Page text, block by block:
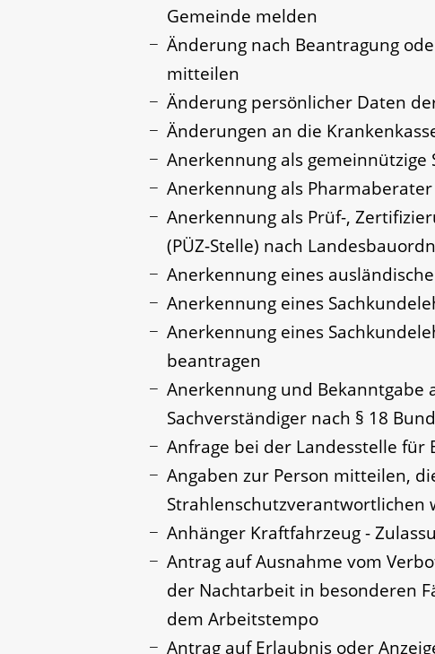
Gemeinde melden
Änderung nach Beantragung
mitteilen
Änderung persönlicher Daten
Änderungen an die
Anerkennung als gemeinnützige
Anerkennung als
Anerkennung als Prüf-,
(PÜZ-Stelle) nach
Anerkennung eines
Anerkennung eines
Anerkennung eines
beantragen
Anerkennung und Bekanntgabe
Sachverständiger nach § 18
Anfrage bei der Landesstelle für
Angaben zur Person mitteilen,
Strahlenschutzverantwortlichen
Anhänger Kraftfahrzeug -
Antrag auf Ausnahme vom
der Nachtarbeit in besonderen
dem Arbeitstempo
Antrag auf Erlaubnis oder